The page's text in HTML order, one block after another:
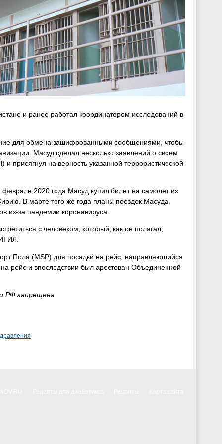
и ранее работал координатором исследований в
для обмена зашифрованными сообщениями, чтобы
Масуд сделал несколько заявлений о своем
присягнул на верность указанной террористической
2020 года Масуд купил билет на самолет из
В марте того же года планы поездок Масуда
из-за пандемии коронавируса.
с человеком, который, как он полагал,
Пола (MSP) для посадки на рейс, направляющийся
рейс и впоследствии был арестован Объединенной
РФ запрещена